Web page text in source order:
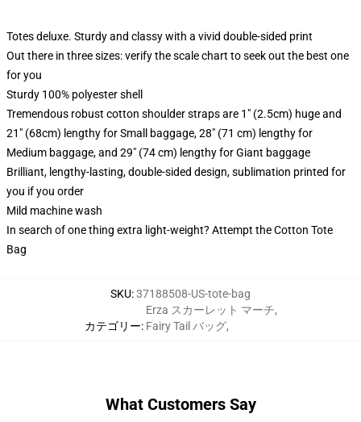
Totes deluxe. Sturdy and classy with a vivid double-sided print
Out there in three sizes: verify the scale chart to seek out the best one
for you
Sturdy 100% polyester shell
Tremendous robust cotton shoulder straps are 1" (2.5cm) huge and
21" (68cm) lengthy for Small baggage, 28" (71 cm) lengthy for
Medium baggage, and 29" (74 cm) lengthy for Giant baggage
Brilliant, lengthy-lasting, double-sided design, sublimation printed for
you if you order
Mild machine wash
In search of one thing extra light-weight? Attempt the Cotton Tote
Bag
SKU:37188508-US-tote-bag
カテゴリー:
Erza スカーレット マーチ,
Fairy Tail バッグ,
What Customers Say